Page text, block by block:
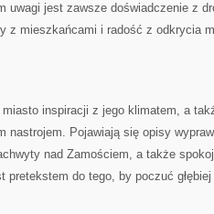
uwagi jest zawsze doświadczenie z
z mieszkańcami i radość z odkrycia
inspiracji z jego klimatem, a
nastrojem. Pojawiają się opisy
nad Zamościem, a także
pretekstem do tego, by poczuć